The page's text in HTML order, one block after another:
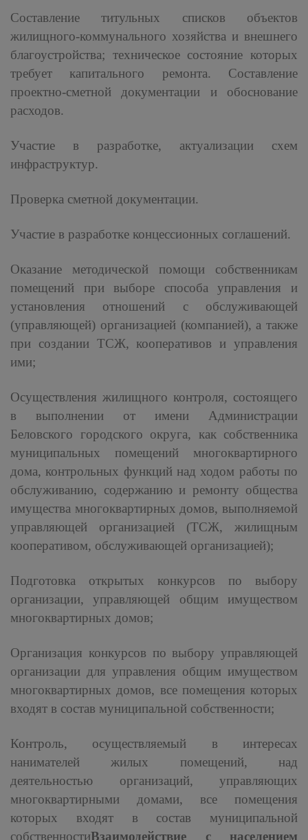
Составление титульных списков объектов
жилищного-коммунального хозяйства и внешнего
благоустройства; техническое состояние которых
требует капитального ремонта. Составление
проектно-сметной документации и обоснование
расходов.
Участие в разработке, актуализации схем
инфраструктур.
Проверка сметной документации.
Участие в разработке концессионных соглашений.
Оказание методической помощи собственникам
помещений при выборе способа управления и
установления отношений с обслуживающей
(управляющей) организацией (компанией), а также
при создании ТСЖ, кооперативов и управления
ими;
Осуществления жилищного контроля, состоящего
в выполнении от имени Администрации
Беловского городского округа, как собственника
муниципальных помещений многоквартирного
дома, контрольных функций над ходом работы по
обслуживанию, содержанию и ремонту общества
имущества многоквартирных домов, выполняемой
управляющей организацией (ТСЖ, жилищным
кооперативом, обслуживающей организацией);
Подготовка открытых конкурсов по выбору
организации, управляющей общим имуществом
многоквартирных домов;
Организация конкурсов по выбору управляющей
организации для управления общим имуществом
многоквартирных домов, все помещения которых
входят в состав муниципальной собственности;
Контроль, осуществляемый в интересах
нанимателей жилых помещений, над
деятельностью организаций, управляющих
многоквартирными домами, все помещения
которых входят в состав муниципальной
собственностиВзаимодействие с населением